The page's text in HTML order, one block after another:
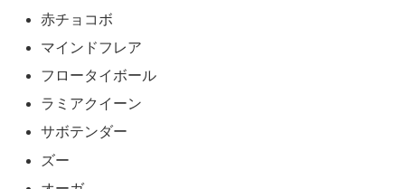
赤チョコボ
マインドフレア
フロータイボール
ラミアクイーン
サボテンダー
ズー